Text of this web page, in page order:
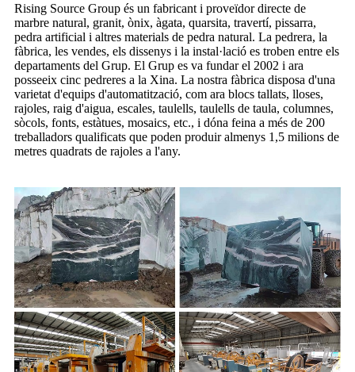
Rising Source Group és un fabricant i proveïdor directe de
marbre natural, granit, ònix, àgata, quarsita, travertí, pissarra,
pedra artificial i altres materials de pedra natural. La pedrera, la
fàbrica, les vendes, els dissenys i la instal·lació es troben entre els
departaments del Grup. El Grup es va fundar el 2002 i ara
posseeix cinc pedreres a la Xina. La nostra fàbrica disposa d'una
varietat d'equips d'automatització, com ara blocs tallats, lloses,
rajoles, raig d'aigua, escales, taulells, taulells de taula, columnes,
sòcols, fonts, estàtues, mosaics, etc., i dóna feina a més de 200
treballadors qualificats que poden produir almenys 1,5 milions de
metres quadrats de rajoles a l'any.